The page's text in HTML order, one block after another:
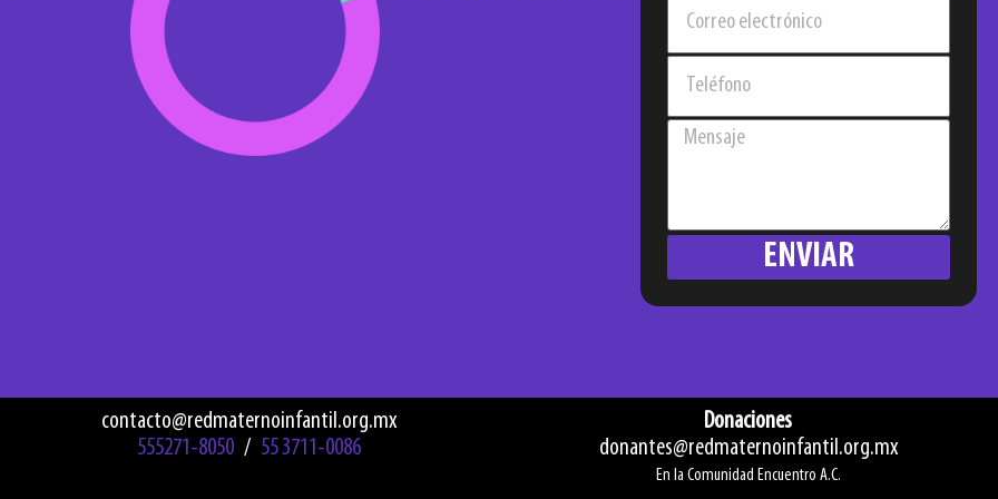
ENVIAR
contacto@redmaternoinfantil.org.mx
555271-8050 / 55 3711-0086
Donaciones
donantes@redmaternoinfantil.org.mx
En la Comunidad Encuentro A.C.